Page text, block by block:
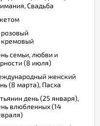
Свадьба
розовый
кремовый
семьи, любви и
(8 июля)
женский
(8 марта), Пасха
день (25 января),
влюбленных (14